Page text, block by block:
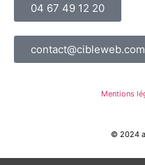
04 67 49 12 20
contact@cibleweb.com
Mentions
© 2024